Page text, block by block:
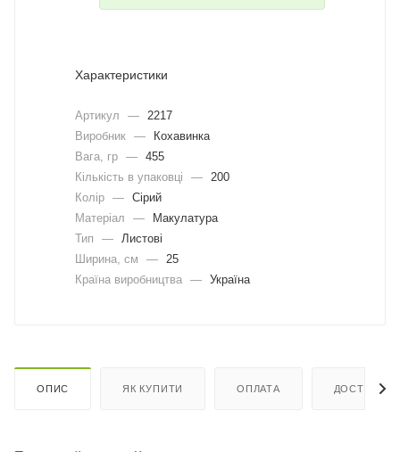
Характеристики
Артикул —
2217
Виробник —
Кохавинка
Вага, гр — 455
Кількість в упаковці
—
200
Колір — Сірий
Матеріал
—
Макулатура
Тип
—
Листові
Ширина, cм
—
25
Країна виробництва — Україна
ОПИС ЯК КУПИТИ ОПЛАТА ДОСТАВКА